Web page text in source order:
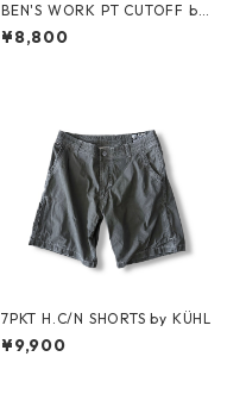
BEN'S WORK PT CUTOFF by
Ben Davis
¥8,800
7PKT H.C/N SHORTS by KÜHL
¥9,900